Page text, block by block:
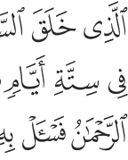
الذي خلق السماوات
ٱلَّذِى خَلَقَ ٱلسَّمَـٰوَٰتِ
ﱥﱦ
ﱫﱬﱭ
ﱳﱴ